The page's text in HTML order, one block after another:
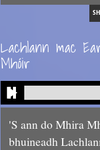
Lachlann mac
Mhóir
'S ann do Mhira
bhuineadh